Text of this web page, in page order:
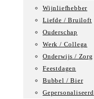
Wijnliefhebber
Liefde / Bruiloft
Ouderschap
Werk / Collega
Onderwijs / Zorg
Feestdagen
Bubbel / Bier
Gepersonaliseerd